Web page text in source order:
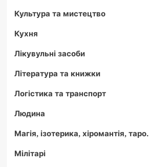
Культура та мистецтво
Кухня
Лікувульні засоби
Література та книжки
Логістика та транспорт
Людина
Магія, ізотерика, хіромантія, таро.
Мілітарі